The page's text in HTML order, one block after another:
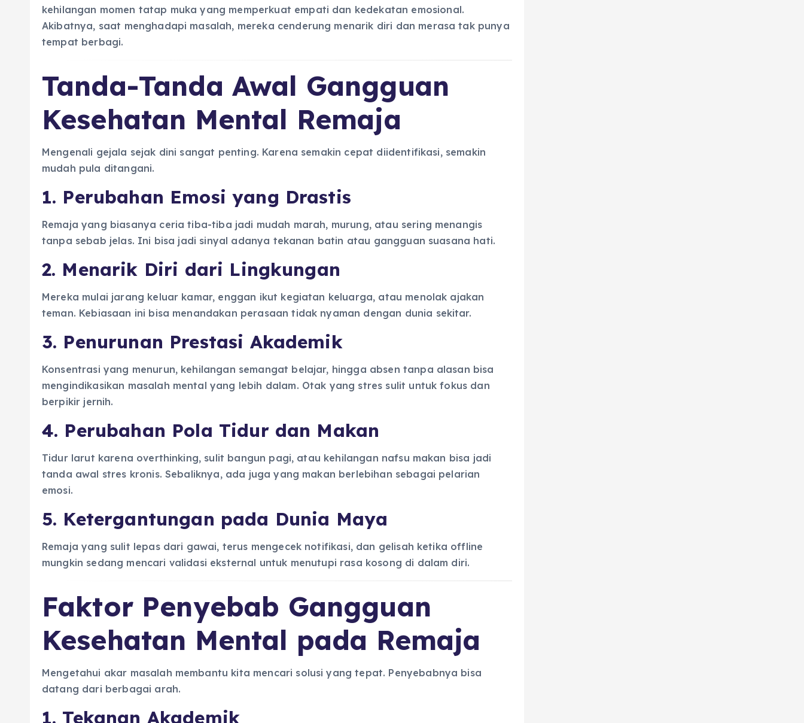
kehilangan momen tatap muka yang memperkuat empati dan kedekatan emosional.
Akibatnya, saat menghadapi masalah, mereka cenderung menarik diri dan merasa tak punya
tempat berbagi.
Tanda-Tanda Awal Gangguan
Kesehatan Mental Remaja
Mengenali gejala sejak dini sangat penting. Karena semakin cepat diidentifikasi, semakin
mudah pula ditangani.
1. Perubahan Emosi yang Drastis
Remaja yang biasanya ceria tiba-tiba jadi mudah marah, murung, atau sering menangis
tanpa sebab jelas. Ini bisa jadi sinyal adanya tekanan batin atau gangguan suasana hati.
2. Menarik Diri dari Lingkungan
Mereka mulai jarang keluar kamar, enggan ikut kegiatan keluarga, atau menolak ajakan
teman. Kebiasaan ini bisa menandakan perasaan tidak nyaman dengan dunia sekitar.
3. Penurunan Prestasi Akademik
Konsentrasi yang menurun, kehilangan semangat belajar, hingga absen tanpa alasan bisa
mengindikasikan masalah mental yang lebih dalam. Otak yang stres sulit untuk fokus dan
berpikir jernih.
4. Perubahan Pola Tidur dan Makan
Tidur larut karena overthinking, sulit bangun pagi, atau kehilangan nafsu makan bisa jadi
tanda awal stres kronis. Sebaliknya, ada juga yang makan berlebihan sebagai pelarian
emosi.
5. Ketergantungan pada Dunia Maya
Remaja yang sulit lepas dari gawai, terus mengecek notifikasi, dan gelisah ketika offline
mungkin sedang mencari validasi eksternal untuk menutupi rasa kosong di dalam diri.
Faktor Penyebab Gangguan
Kesehatan Mental pada Remaja
Mengetahui akar masalah membantu kita mencari solusi yang tepat. Penyebabnya bisa
datang dari berbagai arah.
1. Tekanan Akademik